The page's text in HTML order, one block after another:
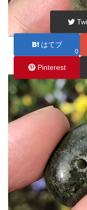
はてブ
0
Pinterest